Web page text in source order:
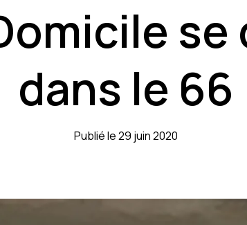
dans le 66
Publié le 29 juin 2020